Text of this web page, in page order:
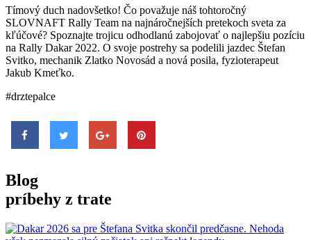
Tímový duch nadovšetko! Čo považuje náš tohtoročný
SLOVNAFT Rally Team na najnáročnejších pretekoch sveta za
kľúčové? Spoznajte trojicu odhodlanú zabojovať o najlepšiu pozíciu
na Rally Dakar 2022. O svoje postrehy sa podelili jazdec Štefan
Svitko, mechanik Zlatko Novosád a nová posila, fyzioterapeut
Jakub Kmeťko.
#drztepalce
Blog
príbehy z trate